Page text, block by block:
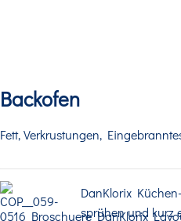
Backofen
Fett, Verkrustungen,
DanKlorix
sprühen und kurz